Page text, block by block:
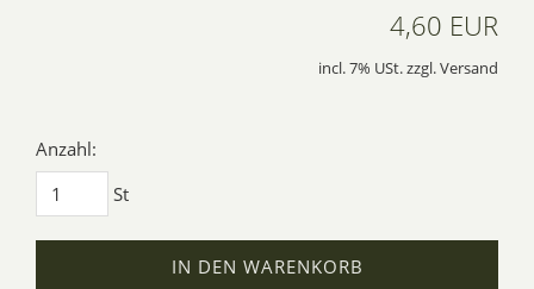
4,60 EUR
incl. 7% USt. zzgl. Versand
Anzahl:
St
IN DEN WARENKORB